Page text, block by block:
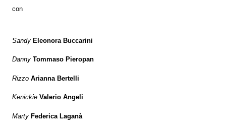
con
Sandy Eleonora Buccarini
Danny Tommaso Pieropan
Rizzo Arianna Bertelli
Kenickie Valerio Angeli
Marty Federica Laganà